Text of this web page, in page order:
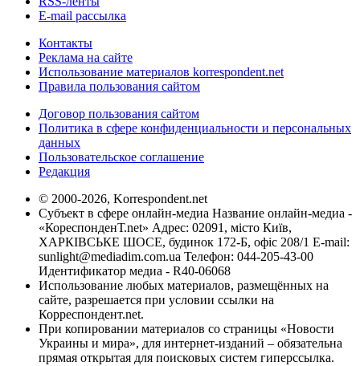
E-mail рассылка
Контакты
Реклама на сайте
Использование материалов korrespondent.net
Правила пользования сайтом
Договор пользования сайтом
Политика в сфере конфиденциальности и персональных
данных
Пользовательское соглашение
Редакция
© 2000-2026, Korrespondent.net
Субъект в сфере онлайн-медиа Название онлайн-медиа -
«КореспонденТ.net» Адрес: 02091, місто Київ,
ХАРКІВСЬКЕ ШОСЕ, будинок 172-Б, офіс 208/1 E-mail:
sunlight@mediadim.com.ua Телефон: 044-205-43-00
Идентификатор медиа - R40-06068
Использование любых материалов, размещённых на
сайте, разрешается при условии ссылки на
Корреспондент.net.
При копировании материалов со страницы «Новости
Украины и мира», для интернет-изданий – обязательна
прямая открытая для поисковых систем гиперссылка.